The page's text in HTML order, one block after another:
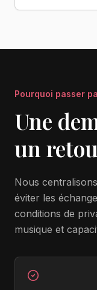
Pourquoi passer
Une
un
Nous
éviter les
conditions de
musique et